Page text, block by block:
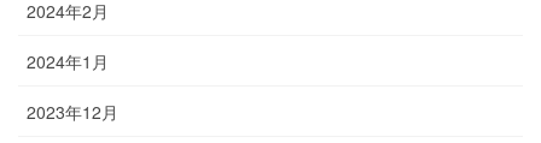
2024年2月
2024年1月
2023年12月